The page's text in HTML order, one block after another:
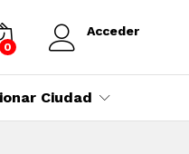
0
Acceder
Ciudad